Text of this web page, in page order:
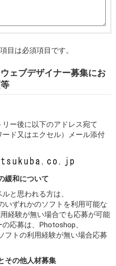
目は必須項目です。
ェブデザイナー募集にお
ー後に以下のアドレス宛て
ド又はエクセル）メール添付
緩和について
と思われる方は、
いずれかのソフトを利用可能な
経験が無い場合でも応募が可能
応募は、Photoshop、
フトの利用経験が無い場合応募
その他人材募集